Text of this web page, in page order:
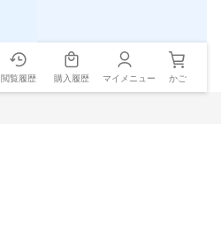
閲覧履歴 購入履歴 マイメニュー かご